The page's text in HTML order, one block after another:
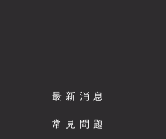
最 新 消 息
常 見 問 題